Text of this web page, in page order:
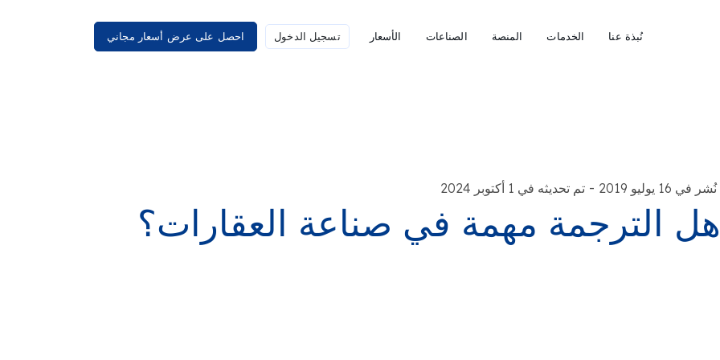
نُبذة عنا الخدمات المنصة الصناعات الأسعار تسجيل الدخول احصل على عرض أسعار مجاني
نُشر في 16 يوليو 2019 - تم تحديثه في 1 أكتوبر 2024
هل الترجمة مهمة في صناعة العقارات؟